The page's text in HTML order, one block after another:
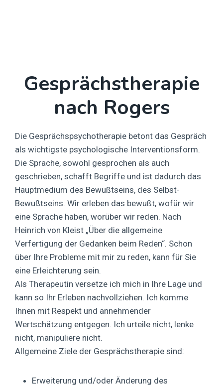
Gesprächstherapie
nach Rogers
Die Gesprächspsychotherapie betont das Gespräch
als wichtigste psychologische Interventionsform.
Die Sprache, sowohl gesprochen als auch
geschrieben, schafft Begriffe und ist dadurch das
Hauptmedium des Bewußtseins, des Selbst-
Bewußtseins. Wir erleben das bewußt, wofür wir
eine Sprache haben, worüber wir reden. Nach
Heinrich von Kleist „Über die allgemeine
Verfertigung der Gedanken beim Reden“. Schon
über Ihre Probleme mit mir zu reden, kann für Sie
eine Erleichterung sein.
Als Therapeutin versetze ich mich in Ihre Lage und
kann so Ihr Erleben nachvollziehen. Ich komme
Ihnen mit Respekt und annehmender
Wertschätzung entgegen. Ich urteile nicht, lenke
nicht, manipuliere nicht.
Allgemeine Ziele der Gesprächstherapie sind:
Erweiterung und/oder Änderung des